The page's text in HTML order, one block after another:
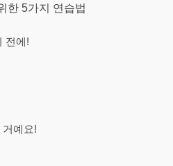
한 5가지 연습법
전에!
예요!